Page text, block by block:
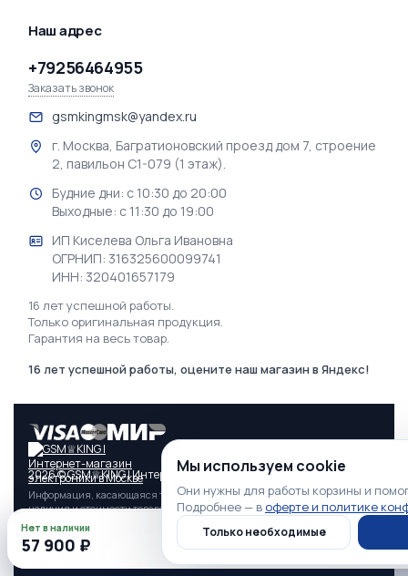
Главная Каталог Профиль
Нет в наличии
57 900 ₽
Наш адрес
+79256464955
Заказать звонок
gsmkingmsk@yandex.ru
г. Москва, Багратионовский проезд дом 7, строение
2, павильон С1-079 (1 этаж).
Будние дни: с 10:30 до 20:00
Выходные: с 11:30 до 19:00
ИП Киселева Ольга Ивановна
ОГРНИП: 316325600099741
ИНН: 320401657179
16 лет успешной работы.
Только оригинальная продукция.
Гарантия на весь товар.
16 лет успешной работы, оцените наш магазин в Яндекс!
2026 © GSM♕KING | Интернет-магазин электроники в Москве
Информация, касающаяся технических характеристик, свойств,
наличия и стоимости товара, а также условий оказания услуг, носит
информационный характер и ни при каких условиях не является
публичной офертой, определяемой положениями п. 2 Статьи 437
Гражданского кодекса РФ.
Мы используем cookie
Они нужны для работы корзины и
Подробнее — в оферте и политике
Только необходимые